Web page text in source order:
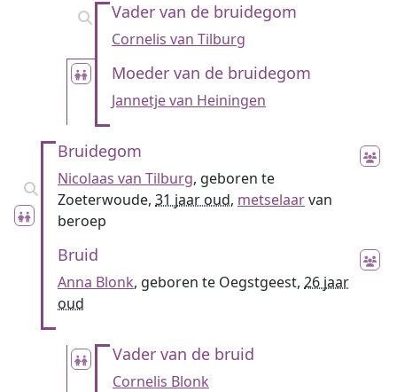
Vader van de bruidegom
Cornelis van Tilburg
Moeder van de bruidegom
Jannetje van Heiningen
Bruidegom
Nicolaas van Tilburg, geboren te
Zoeterwoude, 31 jaar oud, metselaarvan
beroep
Bruid
Anna Blonk, geboren te Oegstgeest, 26 jaar
oud
Vader van de bruid
Cornelis Blonk